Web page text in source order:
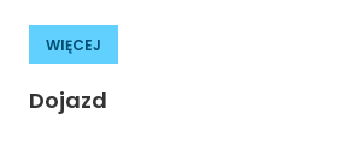
WIĘCEJ
Dojazd